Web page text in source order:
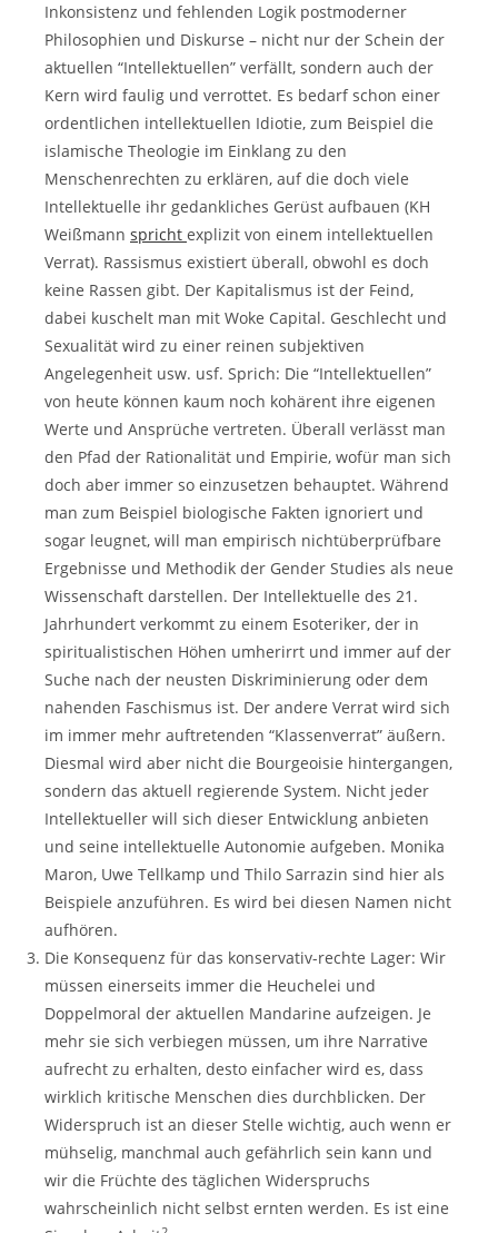
Inkonsistenz und fehlenden Logik postmoderner
Philosophien und Diskurse – nicht nur der Schein der
aktuellen “Intellektuellen” verfällt, sondern auch der
Kern wird faulig und verrottet. Es bedarf schon einer
ordentlichen intellektuellen Idiotie, zum Beispiel die
islamische Theologie im Einklang zu den
Menschenrechten zu erklären, auf die doch viele
Intellektuelle ihr gedankliches Gerüst aufbauen (KH
Weißmann spricht explizit von einem intellektuellen
Verrat). Rassismus existiert überall, obwohl es doch
keine Rassen gibt. Der Kapitalismus ist der Feind,
dabei kuschelt man mit Woke Capital. Geschlecht und
Sexualität wird zu einer reinen subjektiven
Angelegenheit usw. usf. Sprich: Die “Intellektuellen”
von heute können kaum noch kohärent ihre eigenen
Werte und Ansprüche vertreten. Überall verlässt man
den Pfad der Rationalität und Empirie, wofür man sich
doch aber immer so einzusetzen behauptet. Während
man zum Beispiel biologische Fakten ignoriert und
sogar leugnet, will man empirisch nichtüberprüfbare
Ergebnisse und Methodik der Gender Studies als neue
Wissenschaft darstellen. Der Intellektuelle des 21.
Jahrhundert verkommt zu einem Esoteriker, der in
spiritualistischen Höhen umherirrt und immer auf der
Suche nach der neusten Diskriminierung oder dem
nahenden Faschismus ist. Der andere Verrat wird sich
im immer mehr auftretenden “Klassenverrat” äußern.
Diesmal wird aber nicht die Bourgeoisie hintergangen,
sondern das aktuell regierende System. Nicht jeder
Intellektueller will sich dieser Entwicklung anbieten
und seine intellektuelle Autonomie aufgeben. Monika
Maron, Uwe Tellkamp und Thilo Sarrazin sind hier als
Beispiele anzuführen. Es wird bei diesen Namen nicht
aufhören.
Die Konsequenz für das konservativ-rechte Lager: Wir
müssen einerseits immer die Heuchelei und
Doppelmoral der aktuellen Mandarine aufzeigen. Je
mehr sie sich verbiegen müssen, um ihre Narrative
aufrecht zu erhalten, desto einfacher wird es, dass
wirklich kritische Menschen dies durchblicken. Der
Widerspruch ist an dieser Stelle wichtig, auch wenn er
mühselig, manchmal auch gefährlich sein kann und
wir die Früchte des täglichen Widerspruchs
wahrscheinlich nicht selbst ernten werden. Es ist eine